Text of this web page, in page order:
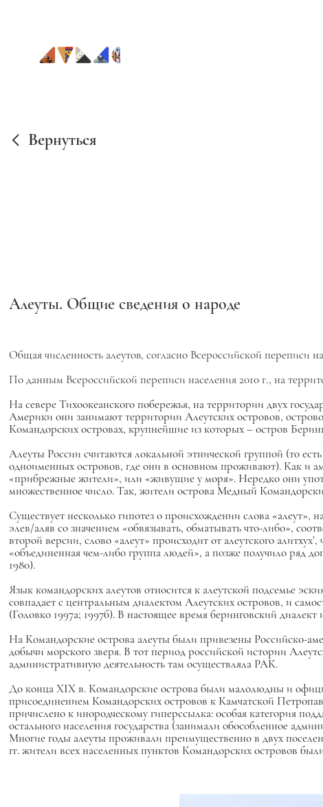
Вернуться
Алеуты. Общие сведения о народе
Общая численность алеутов, согласно Всероссийской переписи
По данным Всероссийской переписи населения 2010 г., на
На севере Тихоокеанского побережья, на территории двух
Америки они занимают территории Алеутских островов,
Командорских островах, крупнейшие из которых – остров
Алеуты России считаются локальной этнической группой (то
одноименных островов, где они в основном проживают). Как и
«прибрежные жители», или «живущие у моря». Нередко они
множественное число. Так, жители острова Медный
Существует несколько гипотез о происхождении слова «алеут»,
элев/аляв со значением «обвязывать, обматывать что-либо»,
второй версии, слово «алеут» происходит от алеутского
«объединенная чем-либо группа людей», а позже получило ряд
1980).
Язык командорских алеутов относится к алеутской подсемье
совпадает с центральным диалектом Алеутских островов, и
(Головко 1997а; 1997б). В настоящее время беринговский
На Командорские острова алеуты были привезены Российско-
добычи морского зверя. В тот период российской истории
административную деятельность там осуществляла РАК.
До конца XIX в. Командорские острова были малолюдны и
присоединением Командорских островов к Камчатской
причислено к инородческому гиперссылка: особая категория
остального населения государства (занимали обособленное
Многие годы алеуты проживали преимущественно в двух
гг. жители всех населенных пунктов Командорских островов